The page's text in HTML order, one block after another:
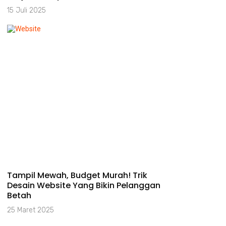
15 Juli 2025
Tampil Mewah, Budget Murah! Trik
Desain Website Yang Bikin Pelanggan
Betah
25 Maret 2025